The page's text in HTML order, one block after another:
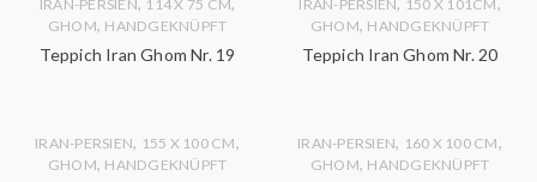
IRAN-PERSIEN 114 X 75 CM
GHOM, HANDGEKNÜPFT
Teppich Iran Ghom Nr. 19
IRAN-PERSIEN 150 X 101CM
GHOM, HANDGEKNÜPFT
Teppich Iran Ghom Nr. 20
IRAN-PERSIEN, 155 X 100 CM,
GHOM, HANDGEKNÜPFT
IRAN-PERSIEN, 160 X 100 CM,
GHOM, HANDGEKNÜPFT